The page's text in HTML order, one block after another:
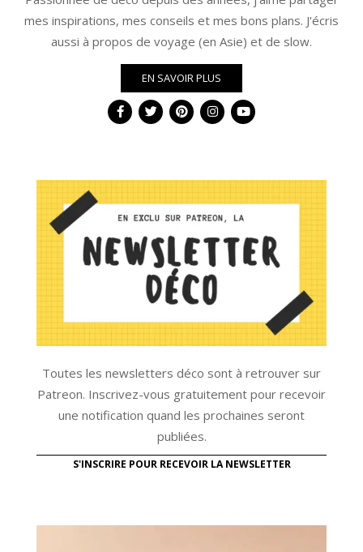
mes inspirations, mes conseils et mes bons plans. J'écris
aussi à propos de voyage (en Asie) et de slow.
EN SAVOIR PLUS
Toutes les newsletters déco sont à retrouver sur
Patreon. Inscrivez-vous gratuitement pour recevoir
une notification quand les prochaines seront
publiées.
S'INSCRIRE POUR RECEVOIR LA NEWSLETTER